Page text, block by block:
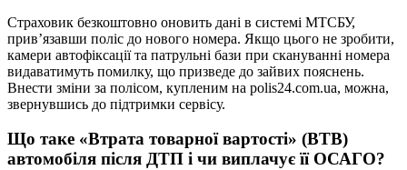
Страховик безкоштовно оновить дані в системі МТСБУ,
прив’язавши поліс до нового номера. Якщо цього не зробити,
камери автофіксації та патрульні бази при скануванні номера
видаватимуть помилку, що призведе до зайвих пояснень.
Внести зміни за полісом, купленим на polis24.com.ua, можна,
звернувшись до підтримки сервісу.
Що таке «Втрата товарної вартості» (ВТВ)
автомобіля після ДТП і чи виплачує її ОСАГО?